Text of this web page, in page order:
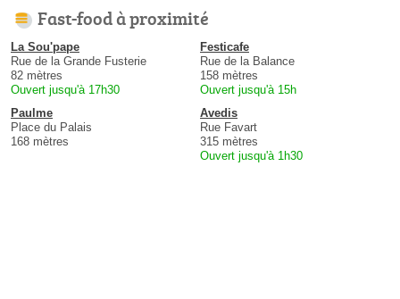
Fast-food à proximité
La Sou'pape
Rue de la Grande Fusterie
82 mètres
Ouvert jusqu'à 17h30
Festicafe
Rue de la Balance
158 mètres
Ouvert jusqu'à 15h
Paulme
Place du Palais
168 mètres
Avedis
Rue Favart
315 mètres
Ouvert jusqu'à 1h30